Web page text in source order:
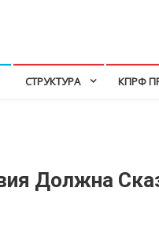
СТРУКТУРА КПРФ
Должна